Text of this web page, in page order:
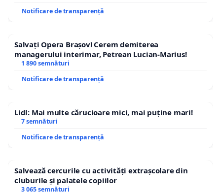
Notificare de transparență
Salvați Opera Brașov! Cerem demiterea
managerului interimar, Petrean Lucian-Marius!
1 890 semnături
Notificare de transparență
Lidl: Mai multe cărucioare mici, mai puține mari!
7 semnături
Notificare de transparență
Salvează cercurile cu activități extrașcolare din
cluburile și palatele copiilor
3 065 semnături